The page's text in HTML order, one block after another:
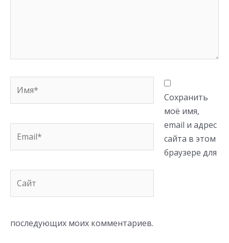
Сохранить
моё имя,
email и адрес
сайта в этом
браузере для
последующих моих комментариев.